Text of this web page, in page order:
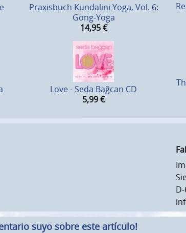
Praxisbuch Kundalini Yoga, Vol. 6:
Gong-Yoga
14,95 €
Love - Seda Bağcan CD
5,99€
suyo sobre este artículo!